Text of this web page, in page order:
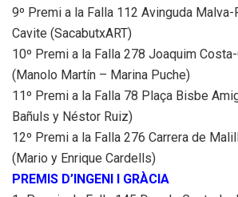
9º Premi a la Falla 112 Avinguda
Cavite (SacabutxART)
10º Premi a la Falla 278 Joaquim
(Manolo Martín – Marina Puche)
11º Premi a la Falla 78 Plaça Bisbe
Bañuls y Néstor Ruiz)
12º Premi a la Falla 276 Carrera de
(Mario y Enrique Cardells)
PREMIS D’INGENI I GRÀCIA